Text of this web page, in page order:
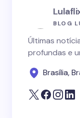
BLOG
Últimas
profundas e
Brasília,